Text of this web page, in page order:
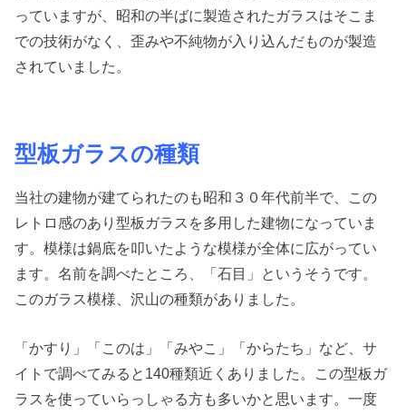
っていますが、昭和の半ばに製造されたガラスはそこま
での技術がなく、歪みや不純物が入り込んだものが製造
されていました。
型板ガラスの種類
当社の建物が建てられたのも昭和３０年代前半で、この
レトロ感のあり型板ガラスを多用した建物になっていま
す。模様は鍋底を叩いたような模様が全体に広がってい
ます。名前を調べたところ、「石目」というそうです。
このガラス模様、沢山の種類がありました。
「かすり」「このは」「みやこ」「からたち」など、サ
イトで調べてみると140種類近くありました。この型板ガ
ラスを使っていらっしゃる方も多いかと思います。一度